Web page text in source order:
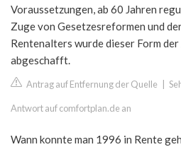
Voraussetzungen, ab 60 Jahren
Zuge von Gesetzesreformen und
Rentenalters wurde dieser Form
abgeschafft.
Antrag auf Entfernung der Quelle
Antwort auf comfortplan.de an
Wann konnte man 1996 in Rente